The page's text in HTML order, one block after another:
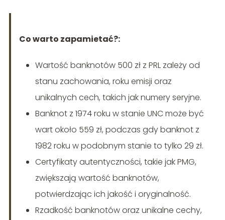
Co warto zapamietać?:
Wartość banknotów 500 zł z PRL zależy od
stanu zachowania, roku emisji oraz
unikalnych cech, takich jak numery seryjne.
Banknot z 1974 roku w stanie UNC może być
wart około 559 zł, podczas gdy banknot z
1982 roku w podobnym stanie to tylko 29 zł.
Certyfikaty autentyczności, takie jak PMG,
zwiększają wartość banknotów,
potwierdzając ich jakość i oryginalność.
Rzadkość banknotów oraz unikalne cechy,